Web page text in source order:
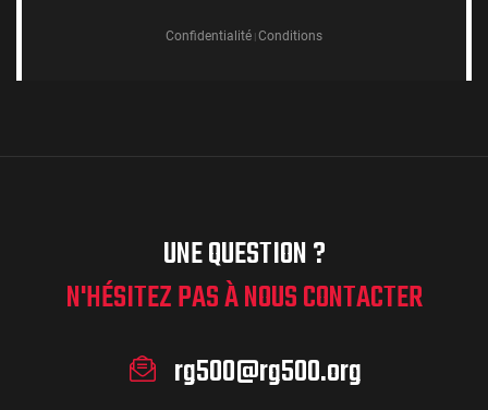
UNE QUESTION ?
N'HÉSITEZ PAS À NOUS CONTACTER
rg500@rg500.org